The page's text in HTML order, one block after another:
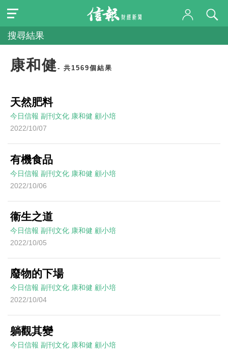
搜尋結果
康和健 - 共1569個結果
天然肥料
今日信報 副刊文化 康和健 顧小培
2022/10/07
有機食品
今日信報 副刊文化 康和健 顧小培
2022/10/06
衞生之道
今日信報 副刊文化 康和健 顧小培
2022/10/05
廢物的下場
今日信報 副刊文化 康和健 顧小培
2022/10/04
躺觀其變
今日信報 副刊文化 康和健 顧小培